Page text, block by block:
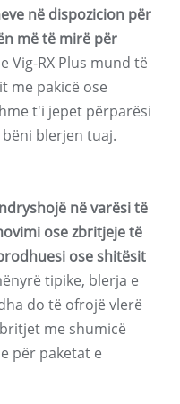
në dispozicion për
më të mirë për
Vig-RX Plus mund të
me pakicë ose
t'i jepet përparësi
blerjen tuaj.
në varësi të
ose zbritjeje të
ose shitësit
tipike, blerja e
do të ofrojë vlerë
me shumicë
për paketat e